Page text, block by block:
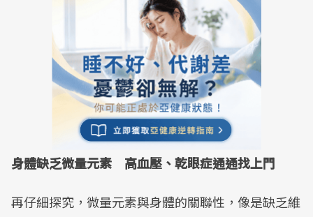
身體缺乏微量元素 高血壓、乾眼症通通找上門
再仔細探究，微量元素與身體的關聯性，像是缺乏維